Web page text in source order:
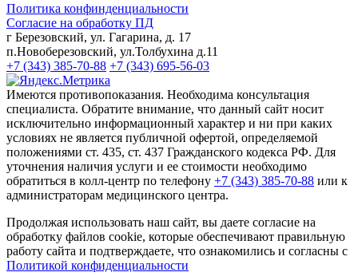
Политика конфинденциальности
Согласие на обработку ПД
г Березовский, ул. Гагарина, д. 17
п.Новоберезовский, ул.Толбухина д.11
+7 (343) 385-70-88 +7 (343) 695-56-03
Имеются противопоказания. Необходима консультация
специалиста. Обратите внимание, что данный сайт носит
исключительно информационный характер и ни при каких
условиях не является публичной офертой, определяемой
положениями ст. 435, ст. 437 Гражданского кодекса РФ. Для
уточнения наличия услуги и ее стоимости необходимо
обратиться в колл-центр по телефону +7 (343) 385-70-88 или к
администраторам медицинского центра.
Продолжая использовать наш сайт, вы даете согласие на
обработку файлов cookie, которые обеспечивают правильную
работу сайта и подтверждаете, что ознакомились и согласны с
Политикой конфиденциальности